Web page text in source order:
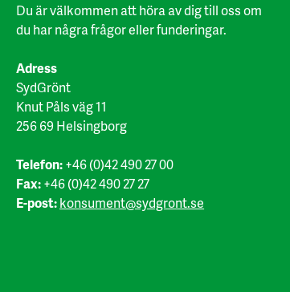
Du är välkommen att höra av dig till oss om
du har några frågor eller funderingar.
Adress
SydGrönt
Knut Påls väg 11
256 69 Helsingborg
Telefon:+46 (0)42 490 27 00
Fax:+46 (0)42 490 27 27
E-post:konsument@sydgront.se